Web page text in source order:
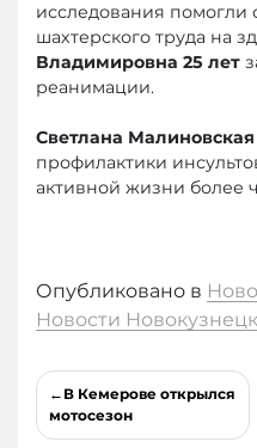
исследования помогли
шахтерского труда на
Владимировна 25 лет
реанимации.
Светлана Малиновская
профилактики
активной жизни более
Опубликовано в
Новости
Навигация
по
В Кемерове открылся
мотосезон